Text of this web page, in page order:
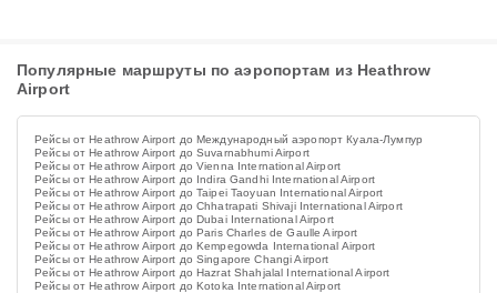
Популярные маршруты по аэропортам из Heathrow
Airport
Рейсы от Heathrow Airport до Международный аэропорт Куала-Лумпур
Рейсы от Heathrow Airport до Suvarnabhumi Airport
Рейсы от Heathrow Airport до Vienna International Airport
Рейсы от Heathrow Airport до Indira Gandhi International Airport
Рейсы от Heathrow Airport до Taipei Taoyuan International Airport
Рейсы от Heathrow Airport до Chhatrapati Shivaji International Airport
Рейсы от Heathrow Airport до Dubai International Airport
Рейсы от Heathrow Airport до Paris Charles de Gaulle Airport
Рейсы от Heathrow Airport до Kempegowda International Airport
Рейсы от Heathrow Airport до Singapore Changi Airport
Рейсы от Heathrow Airport до Hazrat Shahjalal International Airport
Рейсы от Heathrow Airport до Kotoka International Airport